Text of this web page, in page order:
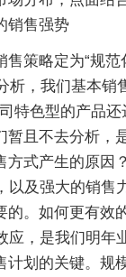
销售强势
策略定为“规范
析，我们基本销
特色型的产品还
暂且不去分析，
方式产生的原因
以及强大的销售
的。如何更有效
应，是我们明年
计划的关键。规